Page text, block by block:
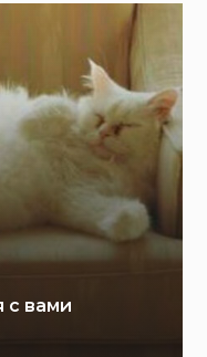
с вами